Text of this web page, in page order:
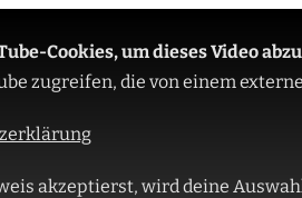
Cookies, um dieses Video
zugreifen, die von einem
akzeptierst, wird deine